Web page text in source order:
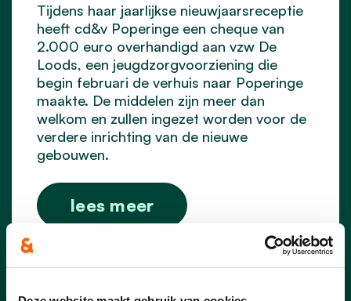
Tijdens haar jaarlijkse nieuwjaarsreceptie
heeft cd&v Poperinge een cheque van
2.000 euro overhandigd aan vzw De
Loods, een jeugdzorgvoorziening die
begin februari de verhuis naar Poperinge
maakte. De middelen zijn meer dan
welkom en zullen ingezet worden voor de
verdere inrichting van de nieuwe
gebouwen.
lees meer